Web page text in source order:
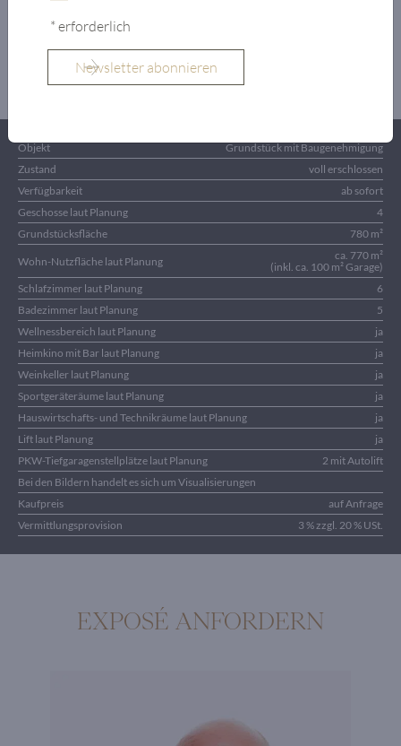
OBJEKTDETAILS
Objekt
Grundstück mit Baugenehmigung
Zustand
voll erschlossen
Verfügbarkeit
ab sofort
Geschosse laut Planung
4
Grundstücksfläche
780 m²
Wohn-Nutzfläche laut Planung
ca. 770 m²
(inkl. ca. 100 m² Garage)
Schlafzimmer laut Planung
6
Badezimmer laut Planung
5
Wellnessbereich laut Planung
ja
Heimkino mit Bar laut Planung
ja
Weinkeller laut Planung
ja
Sportgeräteräume laut Planung
ja
Hauswirtschafts- und Technikräume laut Planung
ja
Lift laut Planung
ja
PKW-Tiefgaragenstellplätze laut Planung
2 mit Autolift
Bei den Bildern handelt es sich um Visualisierungen
Kaufpreis
auf Anfrage
Vermittlungsprovision
3 % zzgl. 20 % USt.
EXPOSÉ ANFORDERN
* erforderlich